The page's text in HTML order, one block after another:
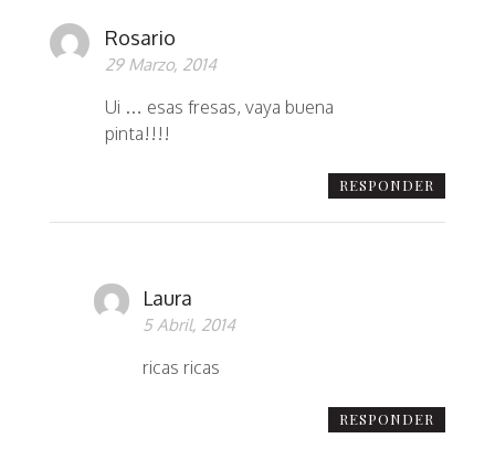
Rosario
29 Marzo, 2014
Ui … esas fresas, vaya buena
pinta!!!!
RESPONDER
Laura
5 Abril, 2014
ricas ricas
RESPONDER